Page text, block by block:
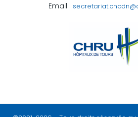
Email :